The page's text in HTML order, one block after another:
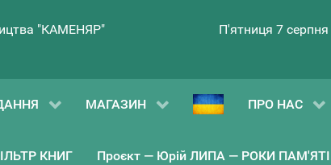
"КАМЕНЯР" П'ятниця 7
МАГАЗИН ПРО НАС
КНИГ Проєкт — Юрій ЛИПА — РОКИ